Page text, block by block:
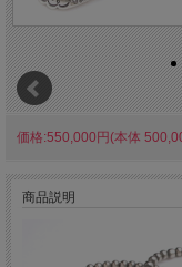
価格:550,000円(本体
商品説明